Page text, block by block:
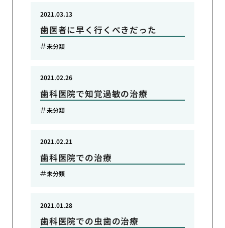
歯医者に早く行くべきだった
2021.03.13
未分類
歯科医院で知覚過敏の治療
2021.02.26
未分類
歯科医院での治療
2021.02.21
未分類
歯科医院での虫歯の治療
2021.01.28